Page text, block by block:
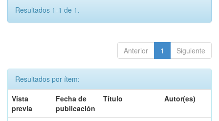
Resultados 1-1 de 1.
Anterior 1 Siguiente
Resultados por ítem:
Vista
previa
Fecha de
publicación
Título Autor(es)